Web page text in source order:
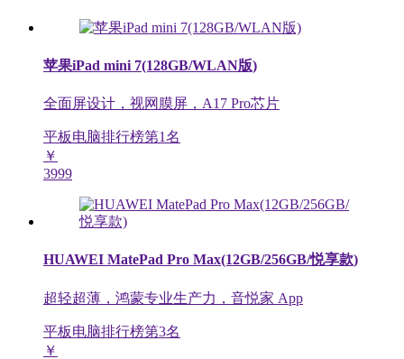
苹果iPad mini 7(128GB/WLAN版)
全面屏设计，视网膜屏，A17 Pro芯片
平板电脑排行榜第1名
￥
3999
HUAWEI MatePad Pro Max(12GB/256GB/悦享款)
超轻超薄，鸿蒙专业生产力，音悦家 App
平板电脑排行榜第3名
￥